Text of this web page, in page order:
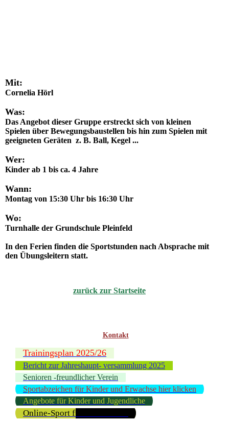
Mit:
Cornelia Hörl
Was:
Das Angebot dieser Gruppe erstreckt sich von kleinen
Spielen über Bewegungsbaustellen bis hin zum Spielen mit
geeigneten Geräten z. B. Ball, Kegel ...
Wer:
Kinder ab 1 bis ca. 4 Jahre
Wann:
Montag von 15:30 Uhr bis 16:30 Uhr
Wo:
Turnhalle der Grundschule Pleinfeld
In den Ferien finden die Sportstunden nach Absprache mit
den Übungsleitern statt.
zurück zur Startseite
Kontakt
Trainingsplan 2025/26
Bericht zur Jahreshaupt- versammlung 2025
Senioren -freundlicher Verein
Sportabzeichen für Kinder und Erwachse hier klicken
Angebote für Kinder und Jugendliche
Online-Sport für Erwachsene